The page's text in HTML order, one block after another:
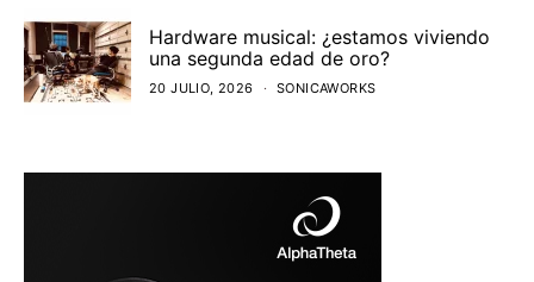
Hardware musical: ¿estamos viviendo
una segunda edad de oro?
20 JULIO, 2026 SONICAWORKS